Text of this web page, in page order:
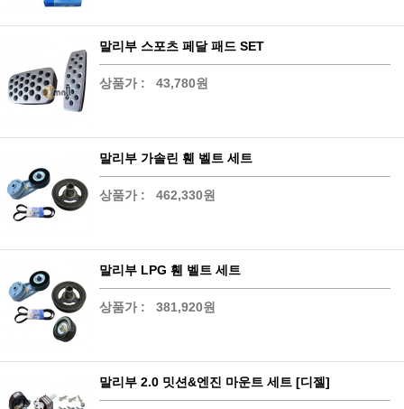
말리부 스포츠 페달 패드 SET
상품가 : 43,780원
말리부 가솔린 휀 벨트 세트
상품가 : 462,330원
말리부 LPG 휀 벨트 세트
상품가 : 381,920원
말리부 2.0 밋션&엔진 마운트 세트 [디젤]